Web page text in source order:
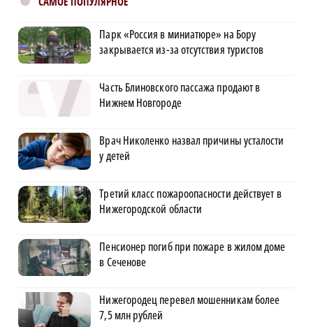
Парк «Россия в миниатюре» на Бору
закрывается из-за отсутствия туристов
Часть Блиновского пассажа продают в
Нижнем Новгороде
Врач Николенко назвал причины усталости
у детей
Третий класс пожароопасности действует в
Нижегородской области
Пенсионер погиб при пожаре в жилом доме
в Сеченове
Нижегородец перевел мошенникам более
7,5 млн рублей